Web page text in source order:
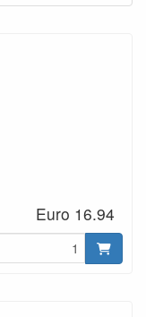
Euro 16.94